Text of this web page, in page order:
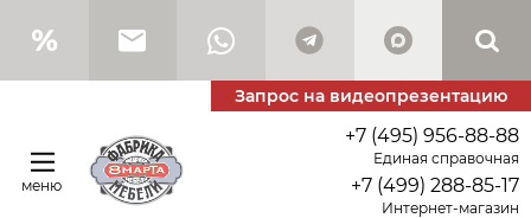
Запрос на видеопрезентацию
меню
+7 (495) 956-88-88
Единая справочная
+7 (499) 288-85-17
Интернет-магазин